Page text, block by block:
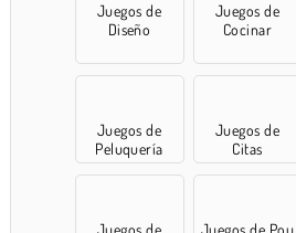
Juegos de
Diseño
Juegos de
Cocinar
Juegos de
Peluquería
Juegos de
Citas